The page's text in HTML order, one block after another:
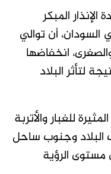
المبكر
السودان، أن توالي
انخفاضها
لتأثر البلاد
للغبار والأتربة
وجنوب ساحل
مستوى الرؤية